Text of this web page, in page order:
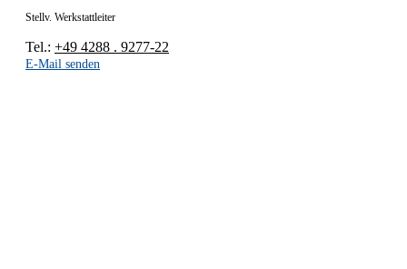
Stellv. Werkstattleiter
Tel.: +49 4288 . 9277-22
E-Mail senden